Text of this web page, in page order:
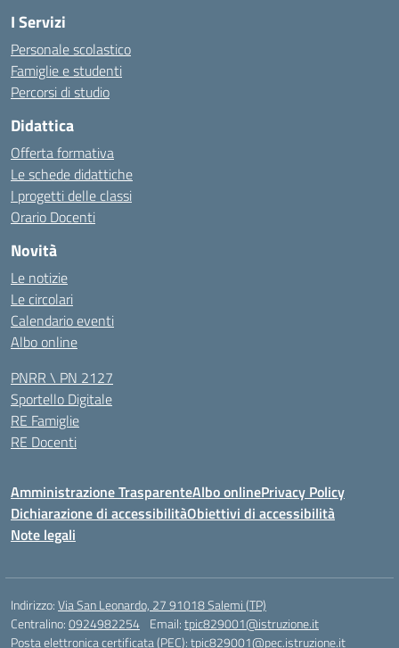
I Servizi
Personale scolastico
Famiglie e studenti
Percorsi di studio
Didattica
Offerta formativa
Le schede didattiche
I progetti delle classi
Orario Docenti
Novità
Le notizie
Le circolari
Calendario eventi
Albo online
PNRR \ PN 2127
Sportello Digitale
RE Famiglie
RE Docenti
Amministrazione TrasparenteAlbo onlinePrivacy Policy
Dichiarazione di accessibilitàObiettivi di accessibilità
Note legali
Indirizzo:Via San Leonardo, 27 91018 Salemi (TP)
Centralino:0924982254 Email:tpic829001@istruzione.it
Posta elettronica certificata (PEC):tpic829001@pec.istruzione.it